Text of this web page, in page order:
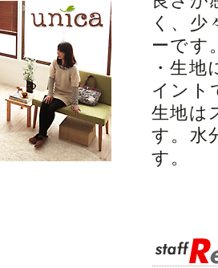
く、少
ーです
・生
イント
生地は
す。水
す。